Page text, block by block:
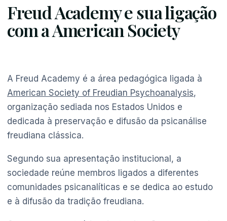
Freud Academy e sua ligação
com a American Society
A Freud Academy é a área pedagógica ligada à
American Society of Freudian Psychoanalysis,
organização sediada nos Estados Unidos e
dedicada à preservação e difusão da psicanálise
freudiana clássica.
Segundo sua apresentação institucional, a
sociedade reúne membros ligados a diferentes
comunidades psicanalíticas e se dedica ao estudo
e à difusão da tradição freudiana.